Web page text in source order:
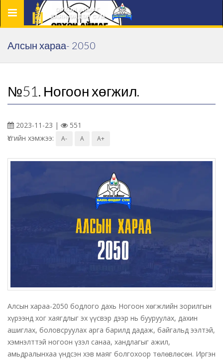
Цэс
Алсын хараа- 2050
№51. Ногоон хөгжил.
2023-11-23 |
551
Үсгийн хэмжээ:
A- A A+
Алсын хараа-2050 бодлого дахь Ногоон хөгжлийн зорилгын
хүрээнд хог хаягдлыг эх үүсвэр дээр нь бууруулах, дахин
ашиглах, боловсруулах арга барилд дадаж, байгальд ээлтэй,
хэмнэлттэй ногоон үзэл санаа, хандлагыг ажил,
амьдралынхаа үндсэн хэв маяг болгохоор төлөвлөсөн. Иргэн